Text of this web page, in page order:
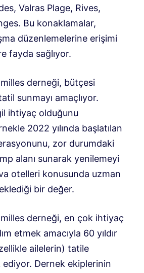
Valras Plage, Rives,
Bu konaklamalar,
düzenlemelerine erişimi
fayda sağlıyor.
derneği, bütçesi
sunmayı amaçlıyor.
ihtiyaç olduğunu
2022 yılında başlatılan
zor durumdaki
alanı sunarak yenilemeyi
otelleri konusunda uzman
bir değer.
derneği, en çok ihtiyaç
etmek amacıyla 60 yıldır
ailelerin) tatile
Dernek ekiplerinin